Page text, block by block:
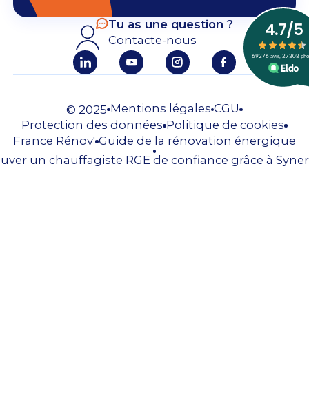
Tu as une question ?
Contacte-nous
© 2025 Mentions légales CGU
Protection des données Politique de cookies
France Rénov' Guide de la rénovation énergique
un chauffagiste RGE de confiance grâce à